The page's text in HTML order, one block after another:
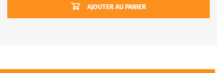
AJOUTER AU PANIER